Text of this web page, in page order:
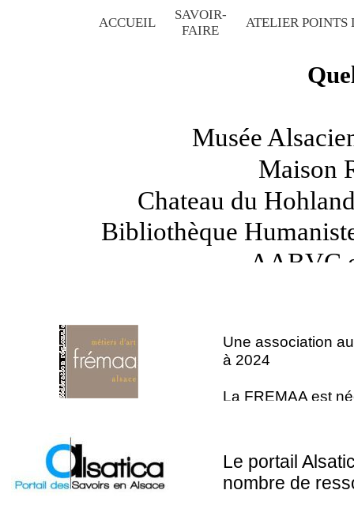
ACCUEIL
SAVOIR-
FAIRE
ATELIER POINTS
Musée
Maison
Chateau du
Bibliothèque
AABVC
Offices de tourisme,
Bibliothèque de
du livre
Peter Meier
Une association
à 2024
La FREMAA est
salons, édite des
Le portail
nombre de